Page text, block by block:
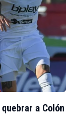
a Colón